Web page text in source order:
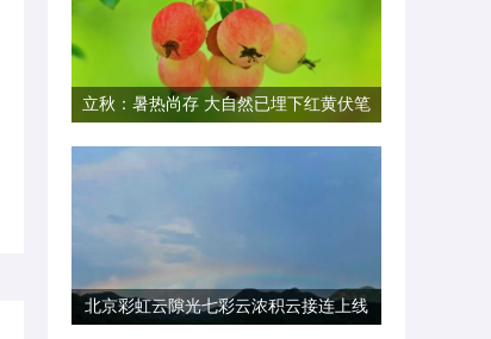
立秋：暑热尚存 大自然已埋下红黄伏笔
北京彩虹云隙光七彩云浓积云接连上线